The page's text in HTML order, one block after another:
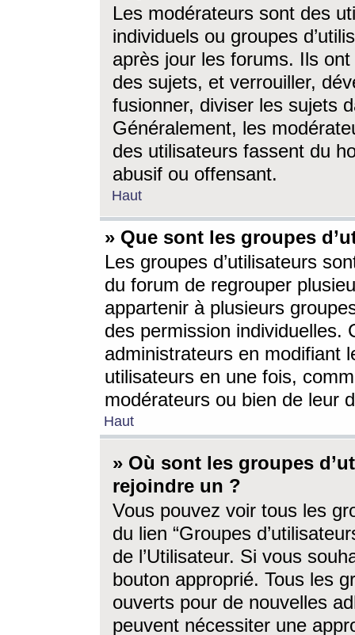
Les modérateurs sont des
individuels ou groupes
après jour les forums. Ils ont
des sujets, et verrouiller,
fusionner, diviser les sujets
Généralement, les
des utilisateurs fassent du
abusif ou offensant.
Haut
» Que sont les groupes
Les groupes d’utilisateurs
du forum de regrouper
appartenir à plusieurs
des permission individuelles.
administrateurs en modifiant
utilisateurs en une fois,
modérateurs ou bien de leur
Haut
» Où sont les groupes
rejoindre un ?
Vous pouvez voir tous les
du lien “Groupes
de l’Utilisateur. Si vous
bouton approprié. Tous les
ouverts pour de nouvelles
peuvent nécessiter une